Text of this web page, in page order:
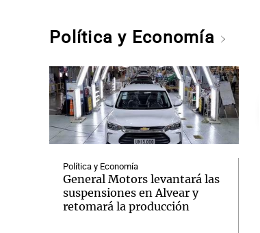
Política y Economía
Política y Economía
General Motors levantará las
suspensiones en Alvear y
retomará la producción